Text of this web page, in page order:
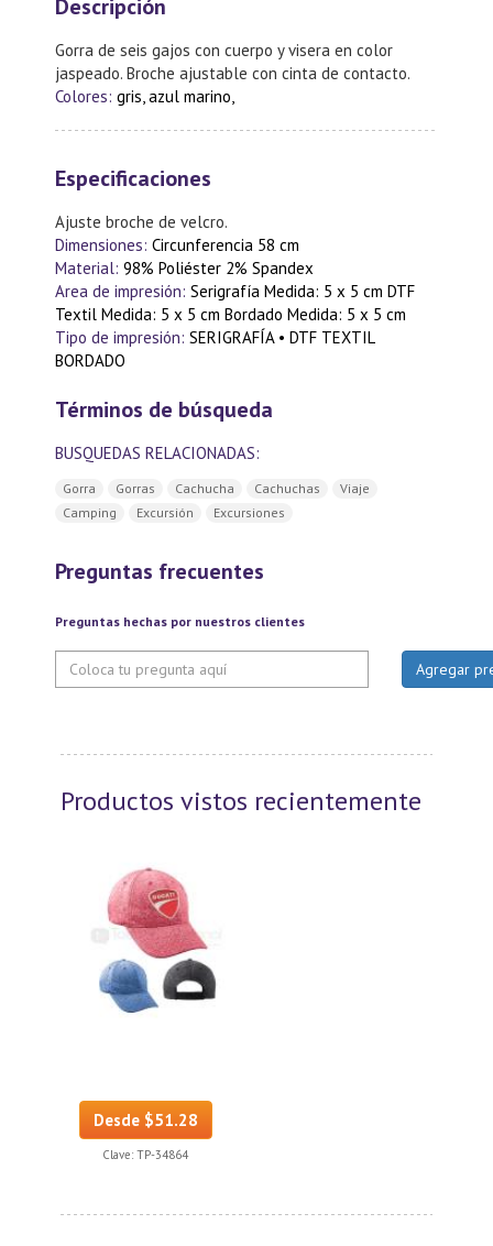
Descripción
Gorra de seis gajos con cuerpo y visera en color
jaspeado. Broche ajustable con cinta de contacto.
Colores: gris, azul marino,
Especificaciones
Ajuste broche de velcro.
Dimensiones: Circunferencia 58 cm
Material: 98% Poliéster 2% Spandex
Area de impresión: Serigrafía Medida: 5 x 5 cm DTF
Textil Medida: 5 x 5 cm Bordado Medida: 5 x 5 cm
Tipo de impresión: SERIGRAFÍA • DTF TEXTIL
BORDADO
Términos de búsqueda
BUSQUEDAS RELACIONADAS:
Gorra Gorras Cachucha Cachuchas
Viaje
Camping
Excursión Excursiones
Preguntas frecuentes
Preguntas hechas por nuestros clientes
Productos vistos recientemente
Desde $51.28
Clave: TP-34864